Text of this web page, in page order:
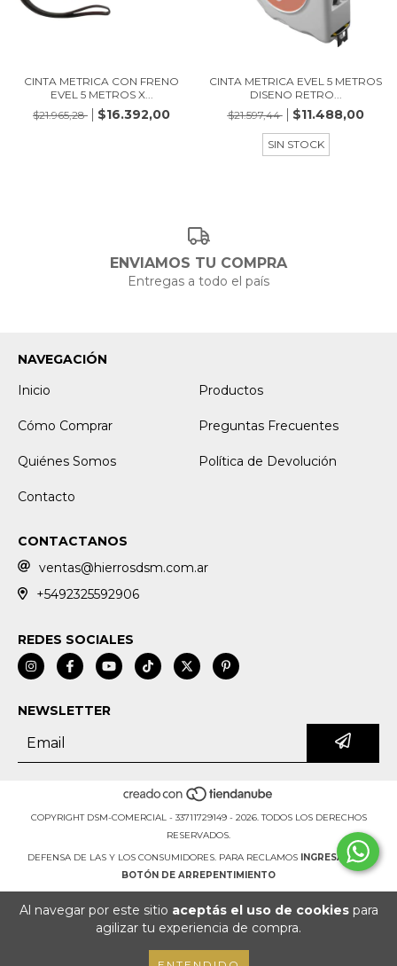
Al navegar por este sitio aceptás el uso de cookiespara
agilizar tu experiencia de compra.
CINTA METRICA CON FRENO
EVEL 5 METROS X...
$21.965,28
$16.392,00
CINTA METRICA EVEL 5 METROS
DISENO RETRO...
$21.597,44
$11.488,00
SIN STOCK
ENVIAMOS TU COMPRA
Entregas a todo el país
NAVEGACIÓN
Inicio
Productos
Cómo Comprar Preguntas Frecuentes
Quiénes Somos Política de Devolución
Contacto
CONTACTANOS
ventas@hierrosdsm.com.ar
+5492325592906
REDES SOCIALES
NEWSLETTER
COPYRIGHT DSM-COMERCIAL - 33711729149 - 2026. TODOS LOS DERECHOS
RESERVADOS.
DEFENSA DE LAS Y LOS CONSUMIDORES. PARA RECLAMOS INGRESÁ ACÁ.
BOTÓN DE ARREPENTIMIENTO